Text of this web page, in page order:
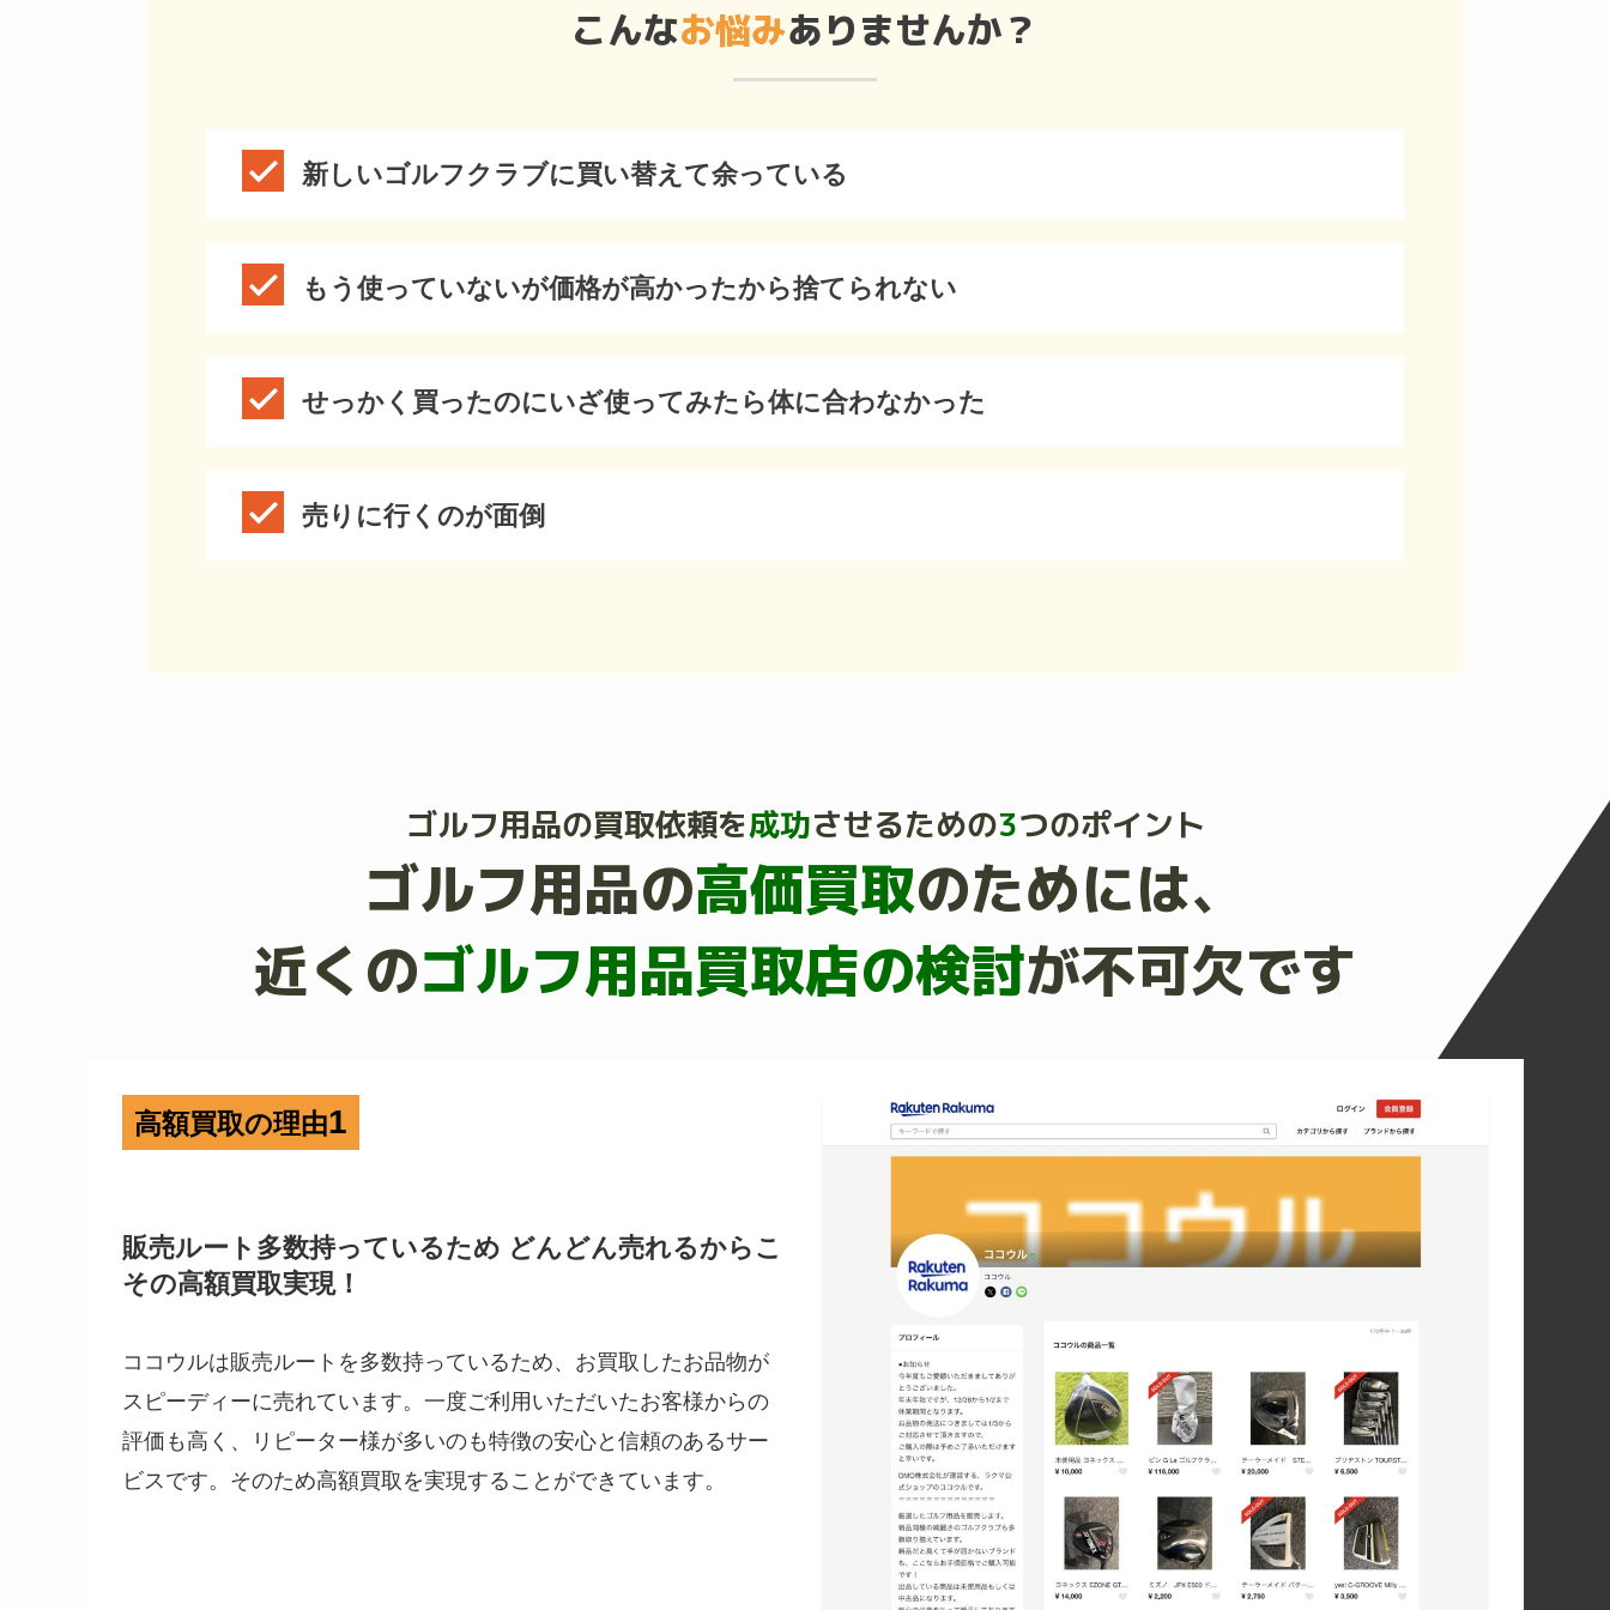
こんなお悩みありませんか？
新しいゴルフクラブに買い替えて余っている
もう使っていないが価格が高かったから捨てられない
せっかく買ったのにいざ使ってみたら体に合わなかった
売りに行くのが面倒
ゴルフ用品の買取依頼を成功させるための3つのポイント
ゴルフ用品の高価買取のためには、
近くのゴルフ用品買取店の検討が不可欠です
高額買取の理由1
販売ルート多数持っているため どんどん売れるからこ
その高額買取実現！
ココウルは販売ルートを多数持っているため、お買取したお品物が
スピーディーに売れています。一度ご利用いただいたお客様からの
評価も高く、リピーター様が多いのも特徴の安心と信頼のあるサー
ビスです。そのため高額買取を実現することができています。